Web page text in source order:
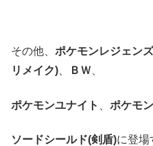
その他、 ポケモンレジェン
リメイク)
ＢＷ
ポケモンユナイト ポケモ
ソードシールド(剣盾)に登場